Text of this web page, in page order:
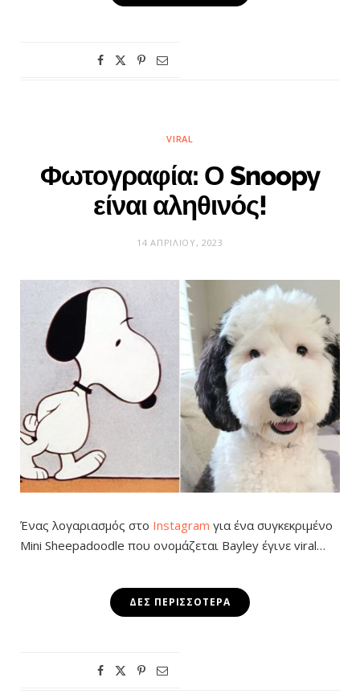
VIRAL
Φωτογραφία: Ο Snoopy
είναι αληθινός!
14 ΑΠΡΙΛΊΟΥ, 2023
Ένας λογαριασμός στο Instagram για ένα συγκεκριμένο
Mini Sheepadoodle που ονομάζεται Bayley έγινε viral…
ΔΕΣ ΠΕΡΙΣΣΌΤΕΡΑ